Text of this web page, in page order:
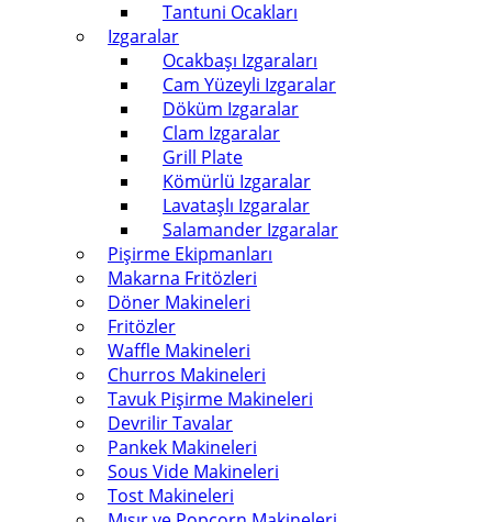
Tantuni Ocakları
Izgaralar
Ocakbaşı Izgaraları
Cam Yüzeyli Izgaralar
Döküm Izgaralar
Clam Izgaralar
Grill Plate
Kömürlü Izgaralar
Lavataşlı Izgaralar
Salamander Izgaralar
Pişirme Ekipmanları
Makarna Fritözleri
Döner Makineleri
Fritözler
Waffle Makineleri
Churros Makineleri
Tavuk Pişirme Makineleri
Devrilir Tavalar
Pankek Makineleri
Sous Vide Makineleri
Tost Makineleri